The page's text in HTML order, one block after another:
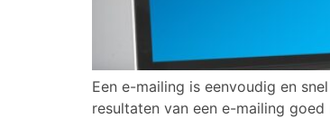
Een e-mailing is eenvoudig en
resultaten van een e-mailing